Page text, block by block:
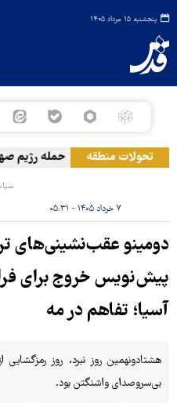
پنجشنبه ۱۵ مرداد ۱۴۰۵
تحولات منطقه حمله رژیم
۷ خرداد ۱۴۰۵ - ۰۵:۳۱
دومینو عقب‌نشینی‌های
پیش‌نویس خروج برای
آسیا؛ تفاهم در مه
هشتادونهمین روز نبرد، روز
بی‌سروصدای واشنگتن بود.